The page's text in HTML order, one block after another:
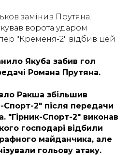
замінив Прутяна.
ворота ударом
"Кременя-2" відбив цей
Якуба забив гол
Романа Прутяна.
Ракша збільшив
Спорт-2" після передачи
"Гірник-Спорт-2" виконав
господарі відбили
майданчика, але
гольову атаку.